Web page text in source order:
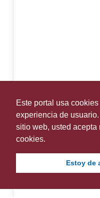
Este portal usa
experiencia de
sitio web, usted
cookies.
Estoy de